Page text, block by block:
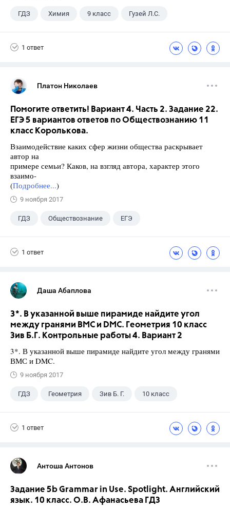
ГДЗ Химия 9 класс Гузей Л.С.
1 ответ
Платон Николаев
Помогите ответить! Вариант 4. Часть 2. Задание 22.
ЕГЭ 5 вариантов ответов по Обществознанию 11
класс Королькова.
Взаимодействие каких сфер жизни общества раскрывает
автор на
примере семьи? Каков, на взгляд автора, характер этого
взаимо-
(Подробнее...)
9 ноября 2017
ГДЗ Обществознание ЕГЭ
1 ответ
Даша Абаплова
3*. В указанной выше пирамиде найдите угол
между гранями ВМС и DMC. Геометрия 10 класс
Зив Б.Г. Контрольные работы 4. Вариант 2
3*. В указанной выше пирамиде найдите угол между гранями
ВМС и DMC.
9 ноября 2017
ГДЗ Геометрия Зив Б. Г. 10 класс
1 ответ
Антоша Антонов
Задание 5b Grammar in Use. Spotlight. Английский
язык. 10 класс. О.В. Афанасьева ГДЗ